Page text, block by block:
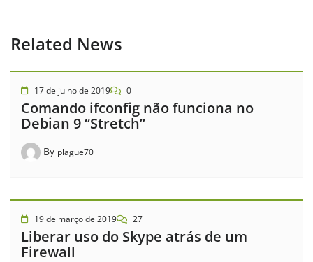
Related News
17 de julho de 2019 0
Comando ifconfig não funciona no
Debian 9 “Stretch”
By plague70
19 de março de 2019 27
Liberar uso do Skype atrás de um
Firewall